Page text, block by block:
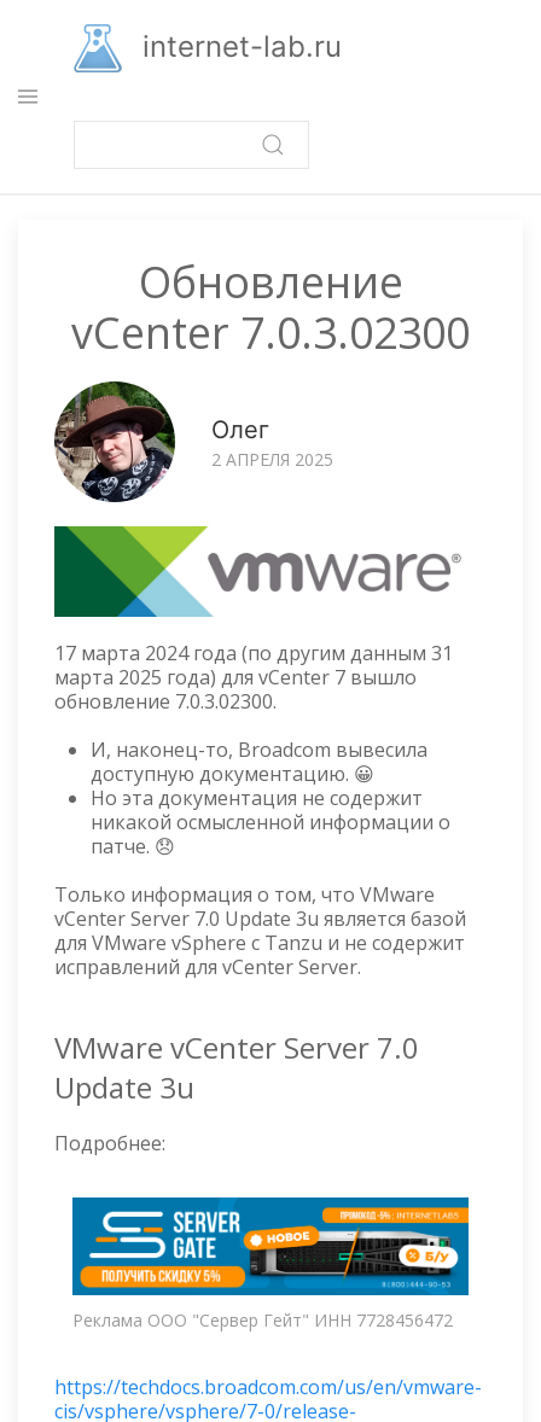
основному
содержанию
internet-lab.ru
Обновление
vCenter 7.0.3.02300
Олег
2 АПРЕЛЯ 2025
17 марта 2024 года (по другим данным 31
марта 2025 года) для vCenter 7 вышло
обновление 7.0.3.02300.
И, наконец-то, Broadcom вывесила
доступную документацию. 😀
Но эта документация не содержит
никакой осмысленной информации о
патче. 😞
Только информация о том, что VMware
vCenter Server 7.0 Update 3u является базой
для VMware vSphere с Tanzu и не содержит
исправлений для vCenter Server.
VMware vCenter Server 7.0
Update 3u
Подробнее:
Реклама ООО "Сервер Гейт" ИНН 7728456472
https://techdocs.broadcom.com/us/en/vmware-
cis/vsphere/vsphere/7-0/release-